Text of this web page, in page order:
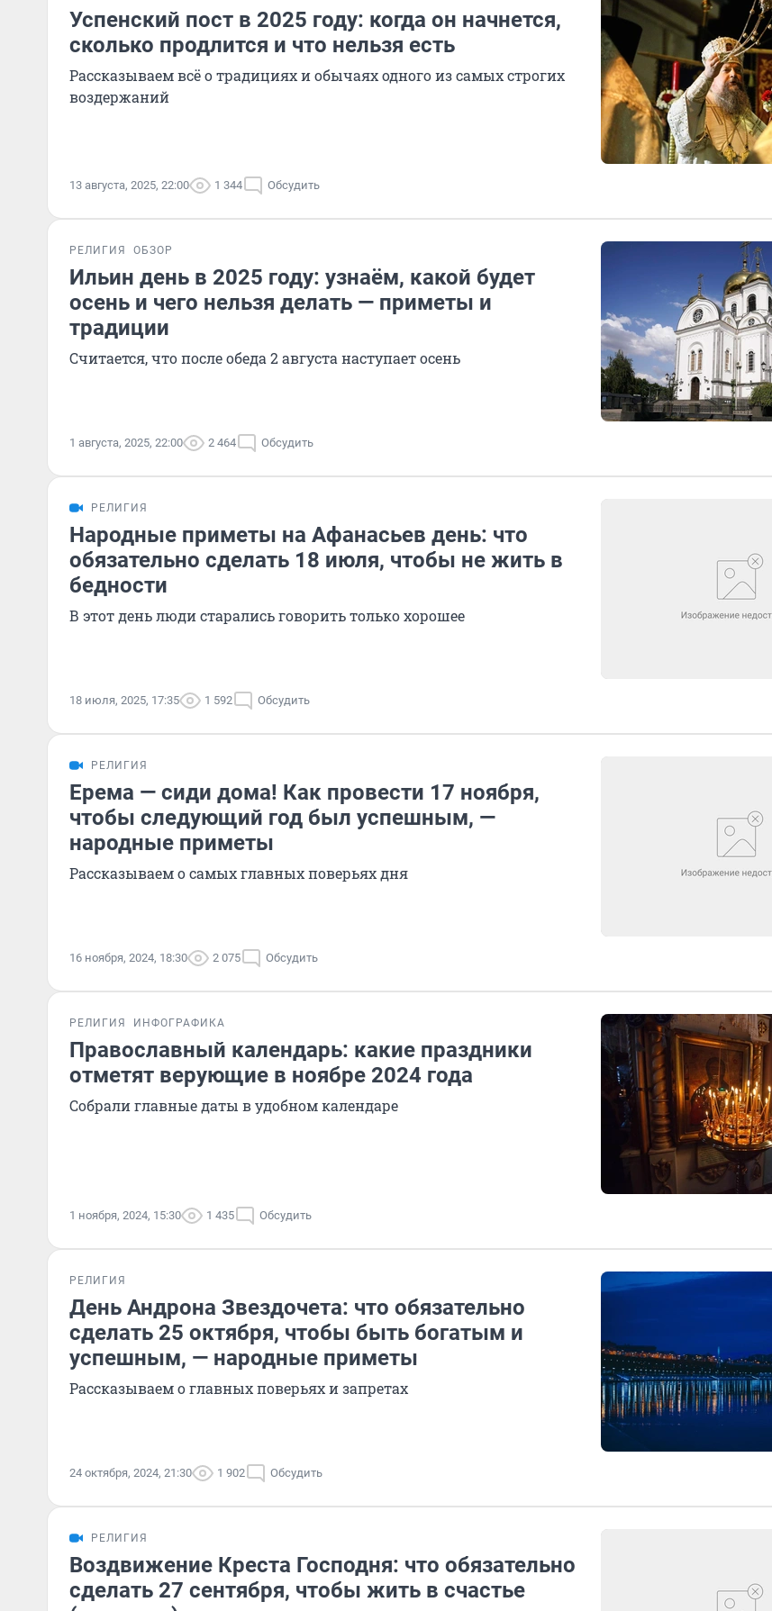
Успенский пост в 2025 году: когда он начнется,
сколько продлится и что нельзя есть
Рассказываем всё о традициях и обычаях одного из самых строгих
воздержаний
13 августа, 2025, 22:00 1 344 Обсудить
РЕЛИГИЯ ОБЗОР
Ильин день в 2025 году: узнаём, какой будет
осень и чего нельзя делать — приметы и
традиции
Считается, что после обеда 2 августа наступает осень
1 августа, 2025, 22:00 2 464 Обсудить
РЕЛИГИЯ
Народные приметы на Афанасьев день: что
обязательно сделать 18 июля, чтобы не жить в
бедности
В этот день люди старались говорить только хорошее
18 июля, 2025, 17:35 1 592 Обсудить
РЕЛИГИЯ
Ерема — сиди дома! Как провести 17 ноября,
чтобы следующий год был успешным, —
народные приметы
Рассказываем о самых главных поверьях дня
16 ноября, 2024, 18:30 2 075 Обсудить
РЕЛИГИЯ ИНФОГРАФИКА
Православный календарь: какие праздники
отметят верующие в ноябре 2024 года
Собрали главные даты в удобном календаре
1 ноября, 2024, 15:30 1 435 Обсудить
РЕЛИГИЯ
День Андрона Звездочета: что обязательно
сделать 25 октября, чтобы быть богатым и
успешным, — народные приметы
Рассказываем о главных поверьях и запретах
24 октября, 2024, 21:30 1 902 Обсудить
РЕЛИГИЯ
Воздвижение Креста Господня: что обязательно
сделать 27 сентября, чтобы жить в счастье